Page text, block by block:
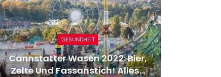
GESUNDHEIT
Cannstatter Wasen 2022: Bier,
Zelte Und Fassanstich! Alles…